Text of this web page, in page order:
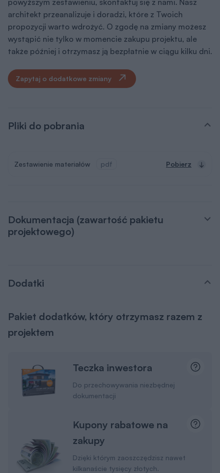
powyższym zestawieniu, skontaktuj się z nami. Nasz
architekt przeanalizuje i doradzi, które z Twoich
propozycji warto wdrożyć. O zgodę na zmiany możesz
wystąpić nie tylko w momencie zakupu projektu, ale
także później i otrzymasz ją bezpłatnie w ciągu kilku dni.
Zapytaj o dodatkowe zmiany
Pliki do pobrania
Zestawienie materiałów pdf Pobierz
Dokumentacja (zawartość pakietu
projektowego)
Dodatki
Pakiet dodatków, który otrzymasz razem z
projektem
Teczka inwestora
Do przechowywania niezbędnej
dokumentacji
Kupony rabatowe na
zakupy
Dzięki którym zaoszczędzisz nawet
kilkanaście tysięcy złotych.